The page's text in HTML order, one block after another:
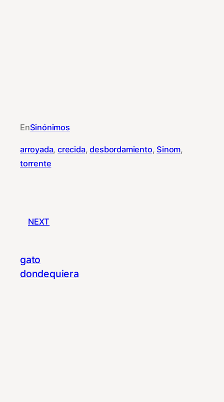
EnSinónimos
arroyada, crecida, desbordamiento, Sinom
torrente
NEXT
gato
dondequiera